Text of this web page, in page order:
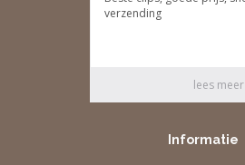
Informatie